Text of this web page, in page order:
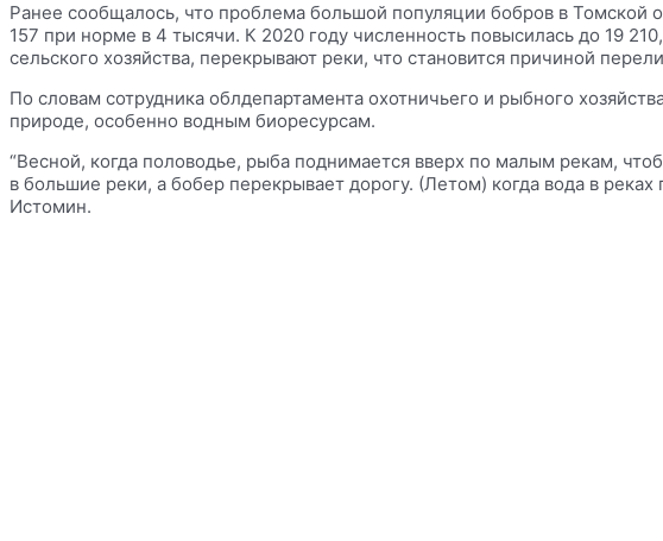
Ранее сообщалось, что проблема большой популяции бобров в Томской
157 при норме в 4 тысячи. К 2020 году численность повысилась до 19
сельского хозяйства, перекрывают реки, что становится причиной
По словам сотрудника облдепартамента охотничьего и рыбного
природе, особенно водным биоресурсам.
“Весной, когда половодье, рыба поднимается вверх по малым рекам,
в большие реки, а бобер перекрывает дорогу. (Летом) когда вода в
Истомин.